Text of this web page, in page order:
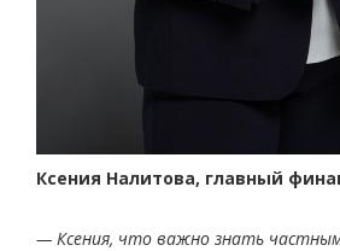
Ксения Налитова, главный
— Ксения, что важно знать